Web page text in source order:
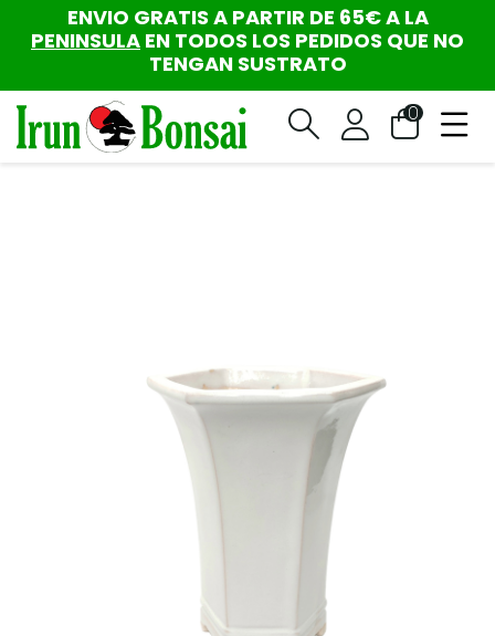
ENVIO GRATIS A PARTIR DE 65€ A LA
PENINSULA EN TODOS LOS PEDIDOS QUE NO
TENGAN SUSTRATO
0